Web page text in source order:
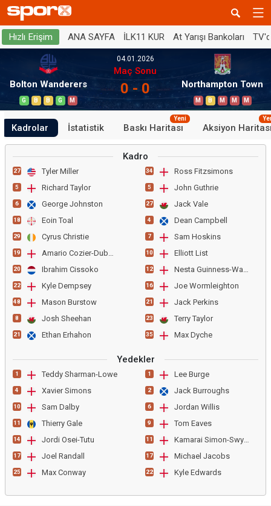
Hızlı Erişim ANA SAYFA İLK11 KUR At Yarışı Bankoları
Bolton Wanderers
G B B G M
04.01.2026
Maç Sonu
0 - 0 Northampton Town
M B M M M
Kadrolar İstatistik Baskı Haritası
Yeni
Aksiyon
Kadro
27 Tyler Miller
5 Richard Taylor
6 George Johnston
18 Eoin Toal
29 Cyrus Christie
19 Amario Cozier-Duberry
20 Ibrahim Cissoko
22 Kyle Dempsey
48 Mason Burstow
8 Josh Sheehan
21 Ethan Erhahon
34 Ross Fitzsimons
5 John Guthrie
27 Jack Vale
4 Dean Campbell
7 Sam Hoskins
10 Elliott List
12 Nesta Guinness-Walker
16 Joe Wormleighton
21 Jack Perkins
23 Terry Taylor
35 Max Dyche
Yedekler
1 Teddy Sharman-Lowe
4 Xavier Simons
10 Sam Dalby
11 Thierry Gale
14 Jordi Osei-Tutu
17 Joel Randall
25 Max Conway
1 Lee Burge
2 Jack Burroughs
6 Jordan Willis
9 Tom Eaves
11 Kamarai Simon-Swyer
17 Michael Jacobs
22 Kyle Edwards